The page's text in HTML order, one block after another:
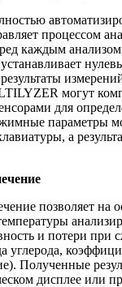
процессом
каждым
могут
для
параметры
а
позволяет на
и потери при
углерода,
Полученные
дисплее или